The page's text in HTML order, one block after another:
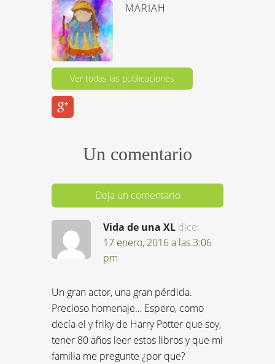
MARIAH
Ver todas las publicaciones
Un comentario
Deja un comentario
Vida de una XL dice:
17 enero, 2016 a las 3:06
pm
Un gran actor, una gran pérdida.
Precioso homenaje… Espero, como
decía el y friky de Harry Potter que soy,
tener 80 años leer estos libros y que mi
familia me pregunte ¿por que?